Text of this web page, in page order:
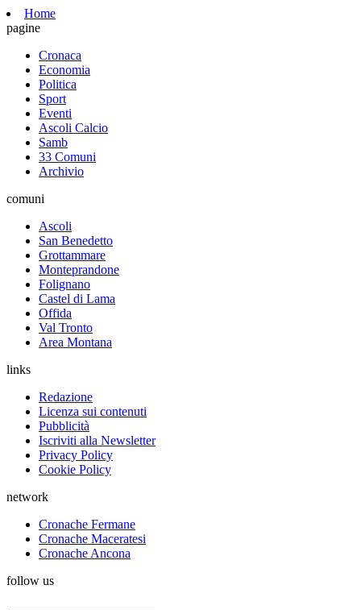
Home
pagine
Cronaca
Economia
Politica
Sport
Eventi
Ascoli Calcio
Samb
33 Comuni
Archivio
comuni
Ascoli
San Benedetto
Grottammare
Monteprandone
Folignano
Castel di Lama
Offida
Val Tronto
Area Montana
links
Redazione
Licenza sui contenuti
Pubblicità
Iscriviti alla Newsletter
Privacy Policy
Cookie Policy
network
Cronache Fermane
Cronache Maceratesi
Cronache Ancona
follow us